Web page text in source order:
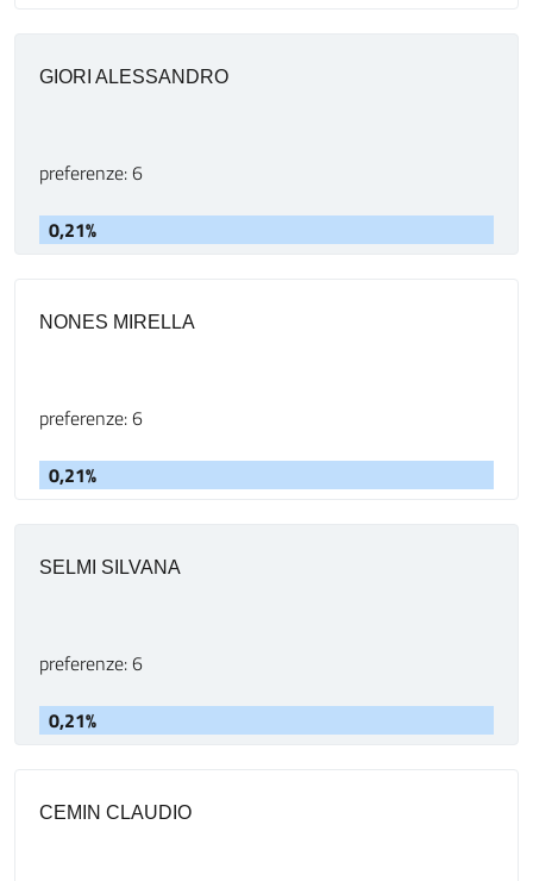
GIORI ALESSANDRO
preferenze: 6
0,21%
NONES MIRELLA
preferenze: 6
0,21%
SELMI SILVANA
preferenze: 6
0,21%
CEMIN CLAUDIO